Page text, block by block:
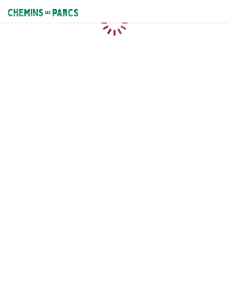
Chemins des Parcs
Loading